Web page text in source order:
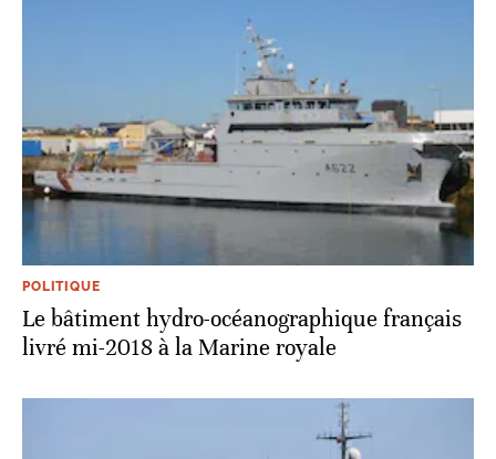
POLITIQUE
Le bâtiment hydro-océanographique français
livré mi-2018 à la Marine royale